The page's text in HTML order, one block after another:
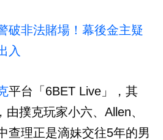
破非法賭場！幕後金主疑
入
平台「6BET Live」，其
撲克玩家小六、Allen、
查理正是滴妹交往5年的男